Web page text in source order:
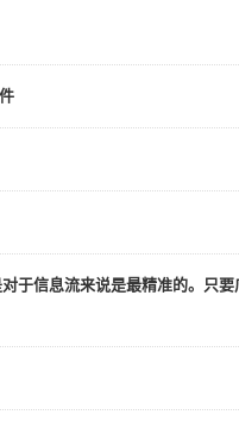
于信息流来说是最精准的。只